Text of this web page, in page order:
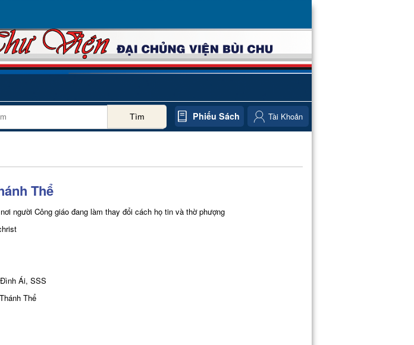
Tìm Phiếu Sách Tài Khoản
Thể
người Công giáo đang làm thay đổi cách họ tin và thờ phượng
Ái, SSS
Thể